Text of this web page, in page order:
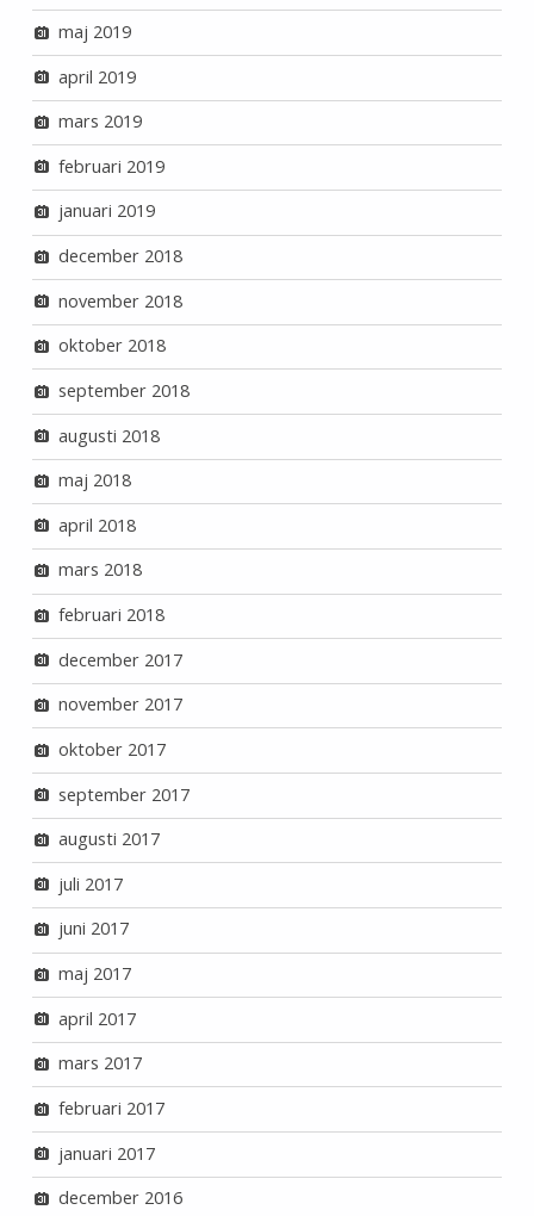
maj 2019
april 2019
mars 2019
februari 2019
januari 2019
december 2018
november 2018
oktober 2018
september 2018
augusti 2018
maj 2018
april 2018
mars 2018
februari 2018
december 2017
november 2017
oktober 2017
september 2017
augusti 2017
juli 2017
juni 2017
maj 2017
april 2017
mars 2017
februari 2017
januari 2017
december 2016